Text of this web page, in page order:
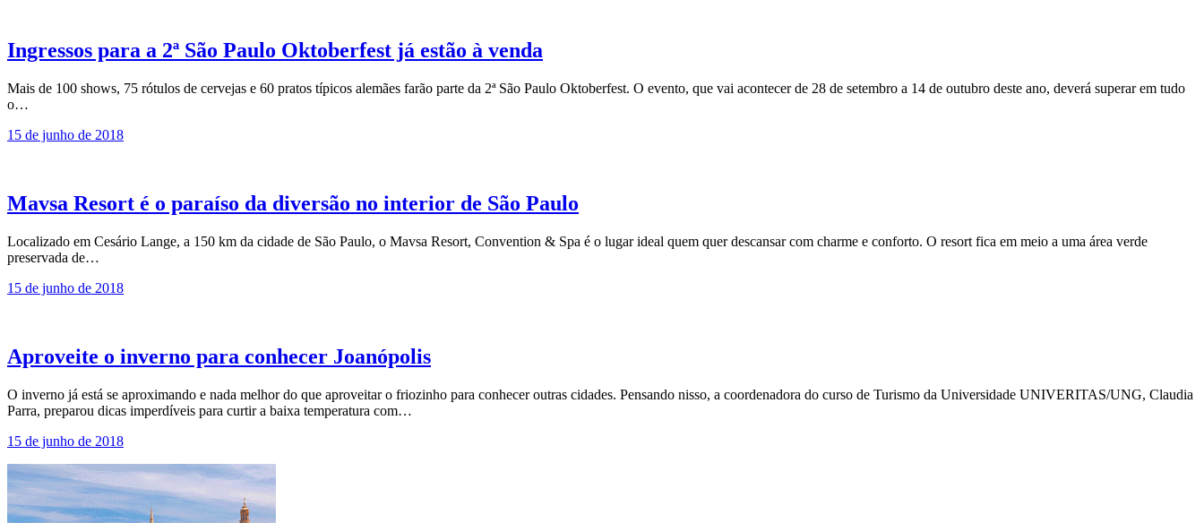
Ingressos para a 2ª São Paulo Oktoberfest já estão à venda
Mais de 100 shows, 75 rótulos de cervejas e 60 pratos típicos alemães farão parte da 2ª São Paulo Oktoberfest. O evento, que vai acontecer de 28 de setembro a 14 de outubro deste ano, deverá superar em tudo
o…
15 de junho de 2018
Mavsa Resort é o paraíso da diversão no interior de São Paulo
Localizado em Cesário Lange, a 150 km da cidade de São Paulo, o Mavsa Resort, Convention & Spa é o lugar ideal quem quer descansar com charme e conforto. O resort fica em meio a uma área verde
preservada de…
15 de junho de 2018
Aproveite o inverno para conhecer Joanópolis
O inverno já está se aproximando e nada melhor do que aproveitar o friozinho para conhecer outras cidades. Pensando nisso, a coordenadora do curso de Turismo da Universidade UNIVERITAS/UNG, Claudia
Parra, preparou dicas imperdíveis para curtir a baixa temperatura com…
15 de junho de 2018